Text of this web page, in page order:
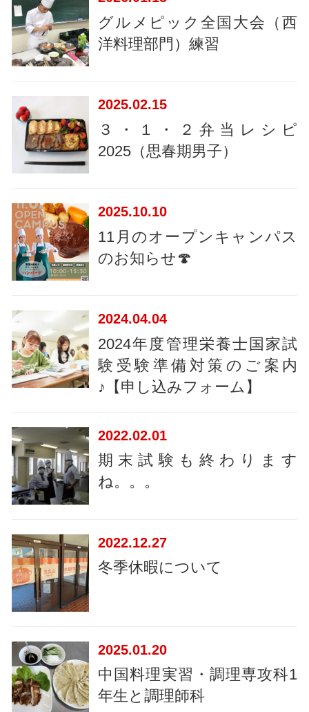
グルメピック全国大会（西
洋料理部門）練習
2025 02.15
３・１・２弁当レシピ
2025（思春期男子）
2025 10.10
11月のオープンキャンパス
のお知らせ🍄
2024 04.04
2024年度管理栄養士国家試
験受験準備対策のご案内
♪【申し込みフォーム】
2022 02.01
期末試験も終わります
ね。。。
2022 12.27
冬季休暇について
2025 01.20
中国料理実習・調理専攻科1
年生と調理師科